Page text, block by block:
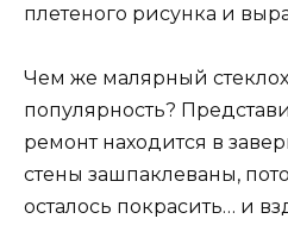
плетеного рисунка и
Чем же малярный
популярность?
ремонт находится в
стены зашпаклеваны,
осталось покрасить… и